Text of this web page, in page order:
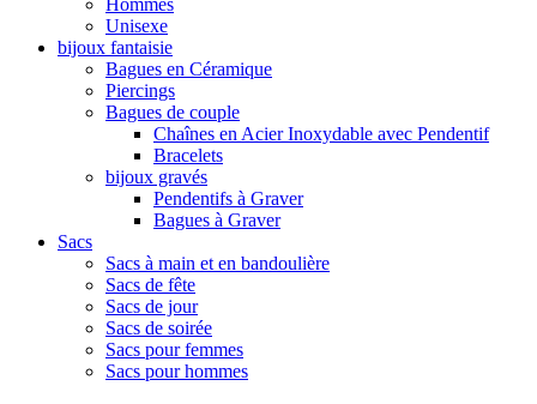
Hommes
Unisexe
bijoux fantaisie
Bagues en Céramique
Piercings
Bagues de couple
Chaînes en Acier Inoxydable avec Pendentif
Bracelets
bijoux gravés
Pendentifs à Graver
Bagues à Graver
Sacs
Sacs à main et en bandoulière
Sacs de fête
Sacs de jour
Sacs de soirée
Sacs pour femmes
Sacs pour hommes